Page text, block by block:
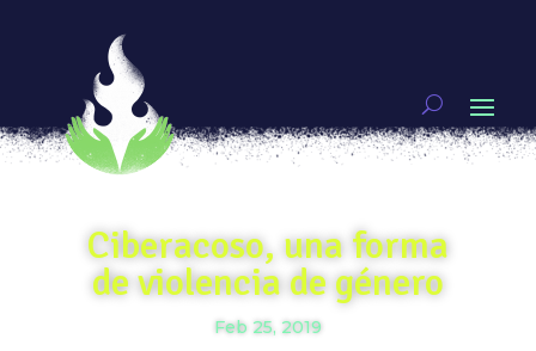
Ciberacoso, una forma
de violencia de género
Feb 25, 2019